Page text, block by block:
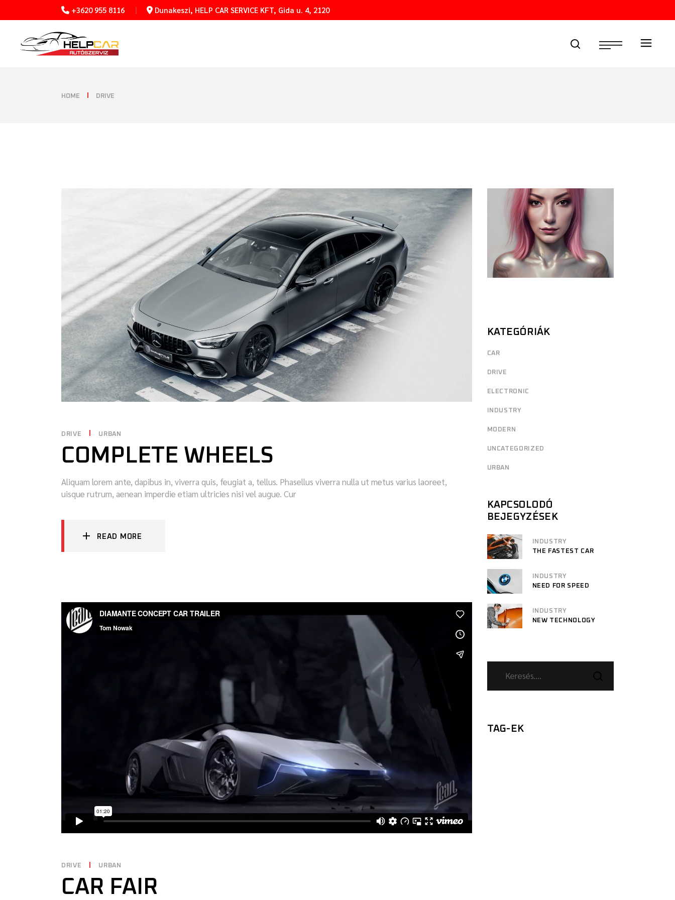
+3620 955 8116 Dunakeszi, HELP CAR SERVICE KFT, Gida u. 4, 2120
HOME DRIVE
DRIVE URBAN
COMPLETE WHEELS
Aliquam lorem ante, dapibus in, viverra quis, feugiat a, tellus. Phasellus viverra nulla ut metus varius laoreet,
uisque rutrum, aenean imperdie etiam ultricies nisi vel augue. Cur
READ MORE
DRIVE URBAN
CAR FAIR
KATEGÓRIÁK
CAR
DRIVE
ELECTRONIC
INDUSTRY
MODERN
UNCATEGORIZED
URBAN
KAPCSOLODÓ
BEJEGYZÉSEK
INDUSTRY
THE FASTEST CAR
INDUSTRY
NEED FOR SPEED
INDUSTRY
NEW TECHNOLOGY
TAG-EK